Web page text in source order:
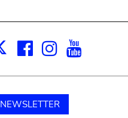
X Facebook
Instagram
NEWSLETTER